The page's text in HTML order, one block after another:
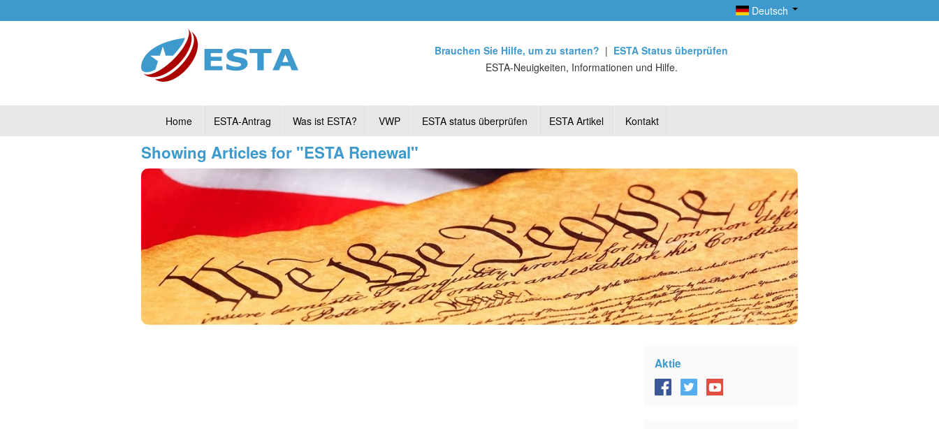
Deutsch
Brauchen Sie Hilfe, um zu starten? | ESTA Status überprüfen
ESTA-Neuigkeiten, Informationen und Hilfe.
Home ESTA-Antrag Was ist ESTA? VWP ESTA status überprüfen ESTA Artikel Kontakt
Showing Articles for "ESTA Renewal"
Aktie